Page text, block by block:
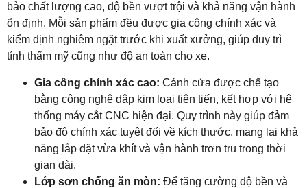
bảo chất lượng cao, độ bền vượt trội và khả năng vận hành
ổn định. Mỗi sản phẩm đều được gia công chính xác và
kiểm định nghiêm ngặt trước khi xuất xưởng, giúp duy trì
tính thẩm mỹ cũng như độ an toàn cho xe.
Gia công chính xác cao: Cánh cửa được chế tạo
bằng công nghệ dập kim loại tiên tiến, kết hợp với hệ
thống máy cắt CNC hiện đại. Quy trình này giúp đảm
bảo độ chính xác tuyệt đối về kích thước, mang lại khả
năng lắp đặt vừa khít và vận hành trơn tru trong thời
gian dài.
Lớp sơn chống ăn mòn: Để tăng cường độ bền và